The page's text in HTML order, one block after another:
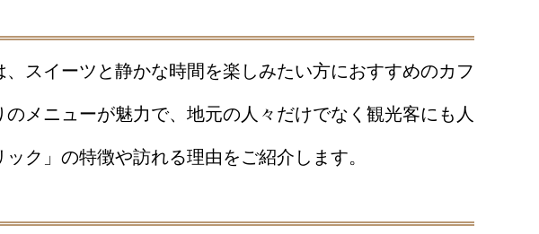
スイーツと静かな時間を楽しみたい方におすすめのカフ
メニューが魅力で、地元の人々だけでなく観光客にも人
ク」の特徴や訪れる理由をご紹介します。